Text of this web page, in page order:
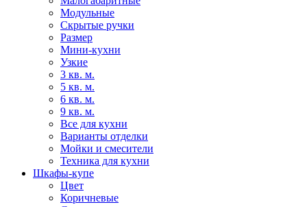
Модульные
Скрытые ручки
Размер
Мини-кухни
Узкие
3 кв. м.
5 кв. м.
6 кв. м.
9 кв. м.
Все для кухни
Варианты отделки
Мойки и смесители
Техника для кухни
Шкафы-купе
Цвет
Коричневые